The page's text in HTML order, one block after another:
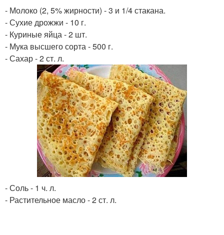
- Молоко (2, 5% жирности) - 3 и 1/4 стакана.
- Сухие дрожжи - 10 г.
- Куриные яйца - 2 шт.
- Мука высшего сорта - 500 г.
- Сахар - 2 ст. л.
- Соль - 1 ч. л.
- Растительное масло - 2 ст. л.